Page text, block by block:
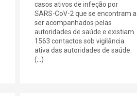
casos ativos de infeção por
SARS-CoV-2 que se encontram a
ser acompanhados pelas
autoridades de saúde e existiam
1563 contactos sob vigilância
ativa das autoridades de saúde.
(...)